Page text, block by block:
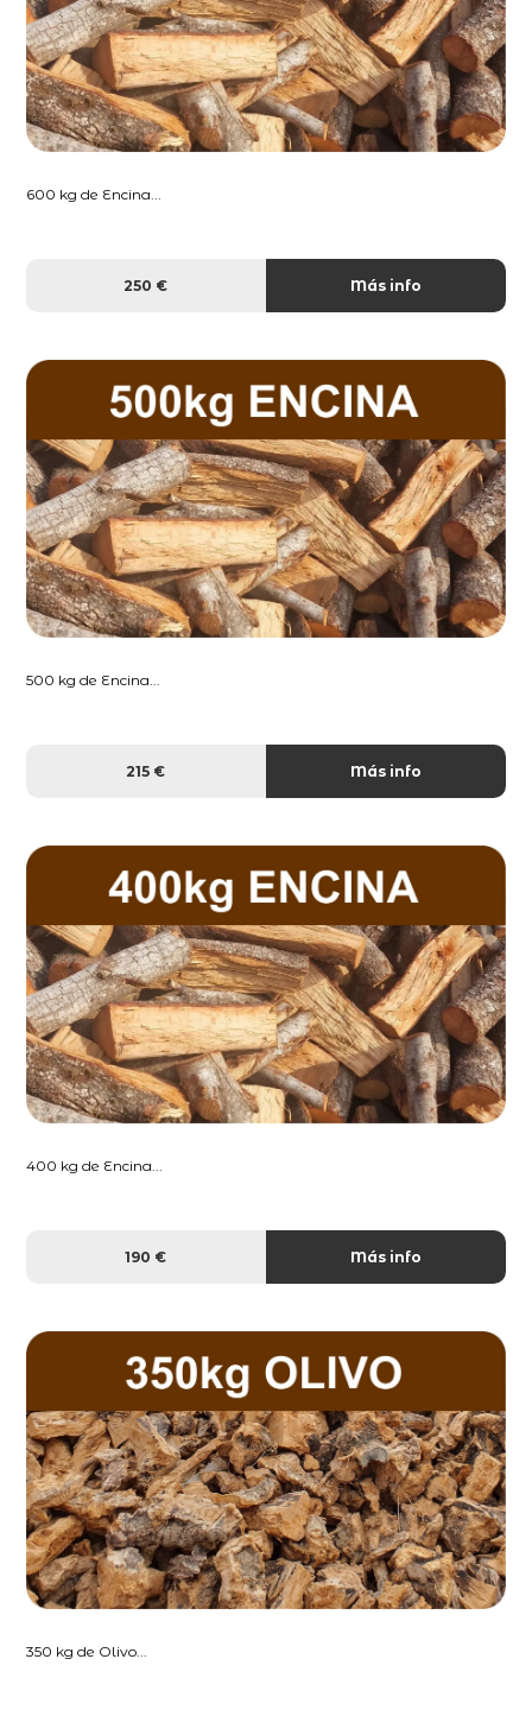
600 kg de Encina...
250 € Más info
500 kg de Encina...
215 € Más info
400 kg de Encina...
190 € Más info
350 kg de Olivo...